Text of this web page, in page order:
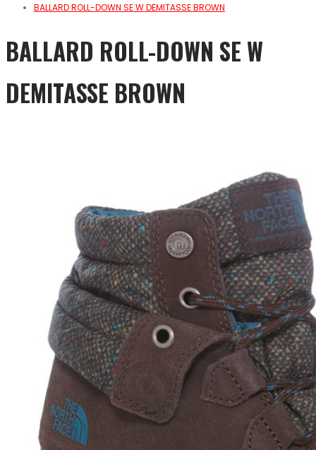
BALLARD ROLL-DOWN SE W DEMITASSE BROWN
BALLARD ROLL-DOWN SE W
DEMITASSE BROWN